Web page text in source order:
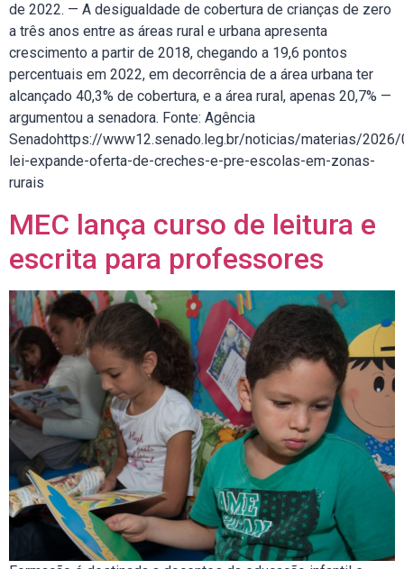
de 2022. — A desigualdade de cobertura de crianças de zero
a três anos entre as áreas rural e urbana apresenta
crescimento a partir de 2018, chegando a 19,6 pontos
percentuais em 2022, em decorrência de a área urbana ter
alcançado 40,3% de cobertura, e a área rural, apenas 20,7% —
argumentou a senadora. Fonte: Agência
Senadohttps://www12.senado.leg.br/noticias/materias/
lei-expande-oferta-de-creches-e-pre-escolas-em-zonas-
rurais
MEC lança curso de leitura e
escrita para professores